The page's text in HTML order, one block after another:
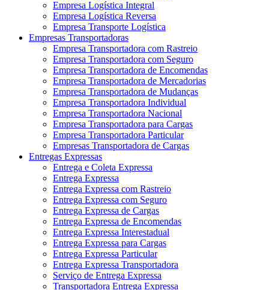
Empresa Logística Integral
Empresa Logística Reversa
Empresa Transporte Logística
Empresas Transportadoras
Empresa Transportadora com Rastreio
Empresa Transportadora com Seguro
Empresa Transportadora de Encomendas
Empresa Transportadora de Mercadorias
Empresa Transportadora de Mudanças
Empresa Transportadora Individual
Empresa Transportadora Nacional
Empresa Transportadora para Cargas
Empresa Transportadora Particular
Empresas Transportadora de Cargas
Entregas Expressas
Entrega e Coleta Expressa
Entrega Expressa
Entrega Expressa com Rastreio
Entrega Expressa com Seguro
Entrega Expressa de Cargas
Entrega Expressa de Encomendas
Entrega Expressa Interestadual
Entrega Expressa para Cargas
Entrega Expressa Particular
Entrega Expressa Transportadora
Serviço de Entrega Expressa
Transportadora Entrega Expressa